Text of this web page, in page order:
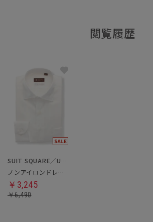
閲覧履歴
SUIT SQUARE／UNIVERSAL LANGUAGE
ノンアイロンドレスシャツ
￥3,245
￥6,490